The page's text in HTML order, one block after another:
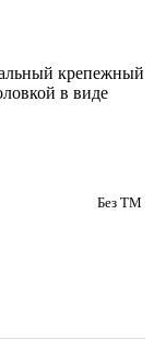
крепежный
в виде
Без ТМ